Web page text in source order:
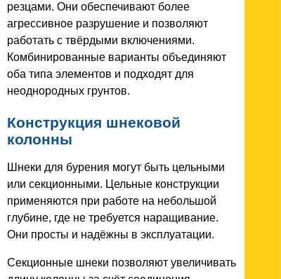
резцами. Они обеспечивают более
агрессивное разрушение и позволяют
работать с твёрдыми включениями.
Комбинированные варианты объединяют
оба типа элементов и подходят для
неоднородных грунтов.
Конструкция шнековой
колонны
Шнеки для бурения могут быть цельными
или секционными. Цельные конструкции
применяются при работе на небольшой
глубине, где не требуется наращивание.
Они просты и надёжны в эксплуатации.
Секционные шнеки позволяют увеличивать